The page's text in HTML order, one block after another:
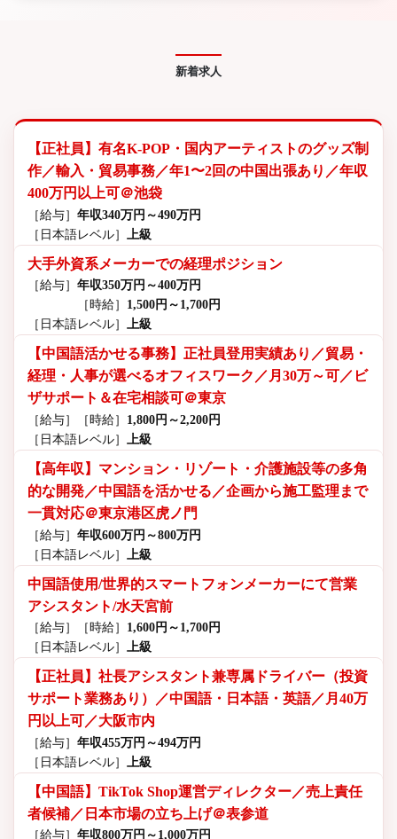
新着求人
【正社員】有名K-POP・国内アーティストのグッズ制
作／輸入・貿易事務／年1〜2回の中国出張あり／年収
400万円以上可＠池袋
［給与］ 年収340万円～490万円
［日本語レベル］
上級
大手外資系メーカーでの経理ポジション
［給与］ 年収350万円～400万円
［時給］ 1,500円～1,700円
［日本語レベル］ 上級
【中国語活かせる事務】正社員登用実績あり／貿易・
経理・人事が選べるオフィスワーク／月30万～可／ビ
ザサポート＆在宅相談可＠東京
［給与］ ［時給］ 1,800円～2,200円
［日本語レベル］ 上級
【高年収】マンション・リゾート・介護施設等の多角
的な開発／中国語を活かせる／企画から施工監理まで
一貫対応＠東京港区虎ノ門
［給与］ 年収600万円～800万円
［日本語レベル］
上級
中国語使用/世界的スマートフォンメーカーにて営業
アシスタント/水天宮前
［給与］ ［時給］ 1,600円～1,700円
［日本語レベル］ 上級
【正社員】社長アシスタント兼専属ドライバー（投資
サポート業務あり）／中国語・日本語・英語／月40万
円以上可／大阪市内
［給与］ 年収455万円～494万円
［日本語レベル］
上級
【中国語】TikTok Shop運営ディレクター／売上責任
者候補／日本市場の立ち上げ＠表参道
［給与］ 年収800万円～1,000万円